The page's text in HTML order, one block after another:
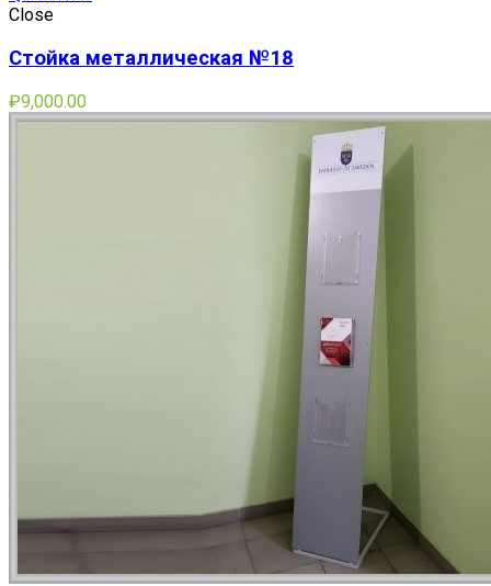
Close
Стойка металлическая №18
₽9,000.00